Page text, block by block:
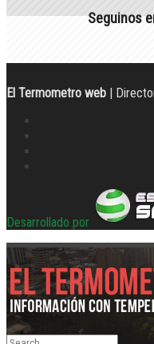
Seguinos
El Termometro web |
Desarrollado por